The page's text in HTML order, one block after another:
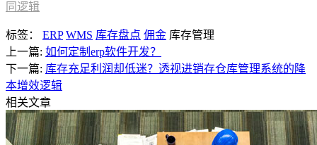
同逻辑
标签： ERP WMS 库存盘点 佣金 库存管理
上一篇: 如何定制erp软件开发？
下一篇: 库存充足利润却低迷？透视进销存仓库管理系统的降
本增效逻辑
相关文章